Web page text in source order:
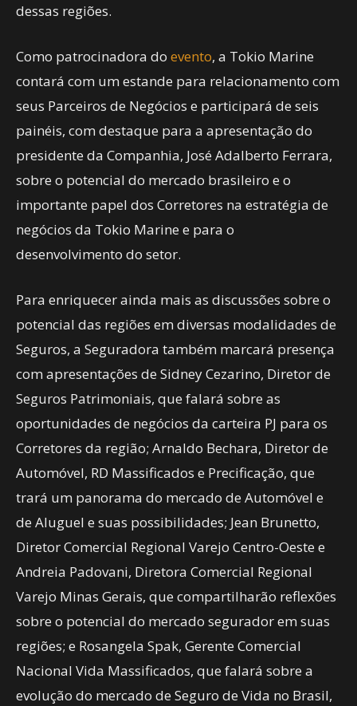
dessas regiões.
Como patrocinadora do evento, a Tokio Marine
contará com um estande para relacionamento com
seus Parceiros de Negócios e participará de seis
painéis, com destaque para a apresentação do
presidente da Companhia, José Adalberto Ferrara,
sobre o potencial do mercado brasileiro e o
importante papel dos Corretores na estratégia de
negócios da Tokio Marine e para o
desenvolvimento do setor.
Para enriquecer ainda mais as discussões sobre o
potencial das regiões em diversas modalidades de
Seguros, a Seguradora também marcará presença
com apresentações de Sidney Cezarino, Diretor de
Seguros Patrimoniais, que falará sobre as
oportunidades de negócios da carteira PJ para os
Corretores da região; Arnaldo Bechara, Diretor de
Automóvel, RD Massificados e Precificação, que
trará um panorama do mercado de Automóvel e
de Aluguel e suas possibilidades; Jean Brunetto,
Diretor Comercial Regional Varejo Centro-Oeste e
Andreia Padovani, Diretora Comercial Regional
Varejo Minas Gerais, que compartilharão reflexões
sobre o potencial do mercado segurador em suas
regiões; e Rosangela Spak, Gerente Comercial
Nacional Vida Massificados, que falará sobre a
evolução do mercado de Seguro de Vida no Brasil,